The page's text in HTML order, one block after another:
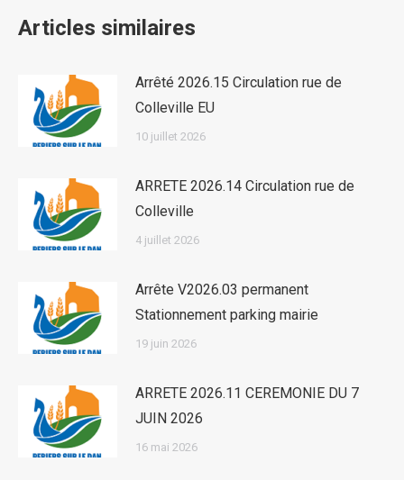
Articles similaires
Arrêté 2026.15 Circulation rue de
Colleville EU
10 juillet 2026
ARRETE 2026.14 Circulation rue de
Colleville
4 juillet 2026
Arrête V2026.03 permanent
Stationnement parking mairie
19 juin 2026
ARRETE 2026.11 CEREMONIE DU 7
JUIN 2026
16 mai 2026